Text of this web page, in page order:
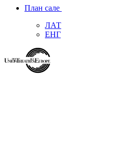
План сале
ЛАТ
ЕНГ